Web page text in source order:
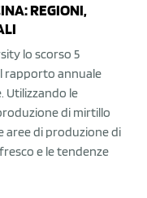
REGIONI,
lo scorso 5
rapporto annuale
Utilizzando le
di mirtillo
aree di produzione di
e le tendenze